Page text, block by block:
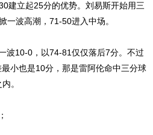
立起25分的优势。刘易斯开始用三
一波高潮，71-50进入中场。
10-0，以74-81仅仅落后7分。不过
小也是10分，那是雷阿伦命中三分球
。